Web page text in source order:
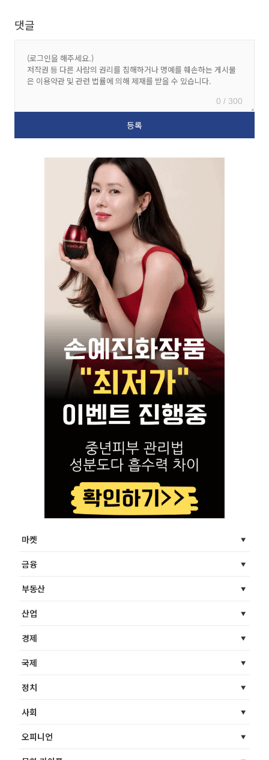
댓글
0 / 300
마켓
금융
부동산
산업
경제
국제
정치
사회
오피니언